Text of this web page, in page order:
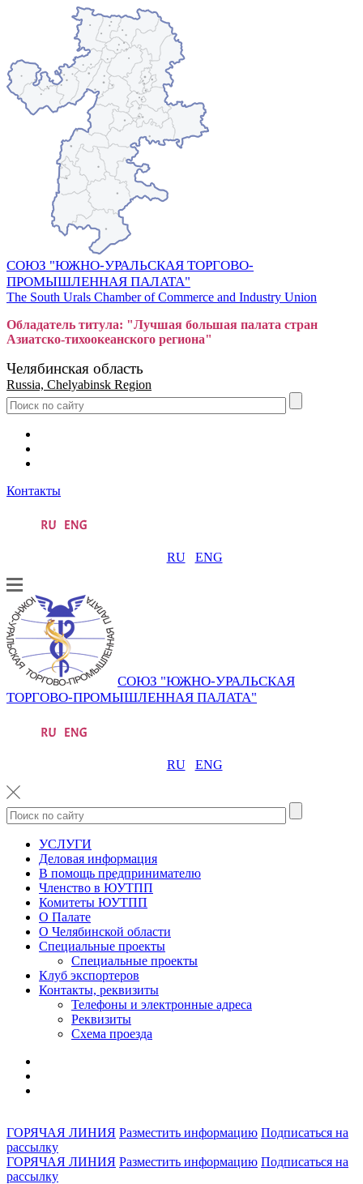
СОЮЗ "ЮЖНО-УРАЛЬСКАЯ ТОРГОВО-
ПРОМЫШЛЕННАЯ ПАЛАТА"
The South Urals Chamber of Commerce and Industry Union
Обладатель титула: "Лучшая большая палата стран
Азиатско-тихоокеанского региона"
Челябинская область
Russia, Chelyabinsk Region
Контакты
RU ENG
СОЮЗ "ЮЖНО-УРАЛЬСКАЯ
ТОРГОВО-ПРОМЫШЛЕННАЯ ПАЛАТА"
RU ENG
УСЛУГИ
Деловая информация
В помощь предпринимателю
Членство в ЮУТПП
Комитеты ЮУТПП
О Палате
О Челябинской области
Специальные проекты
Специальные проекты
Клуб экспортеров
Контакты, реквизиты
Телефоны и электронные адреса
Реквизиты
Схема проезда
ГОРЯЧАЯ ЛИНИЯ Разместить информацию Подписаться на
рассылку
ГОРЯЧАЯ ЛИНИЯ Разместить информацию Подписаться на
рассылку